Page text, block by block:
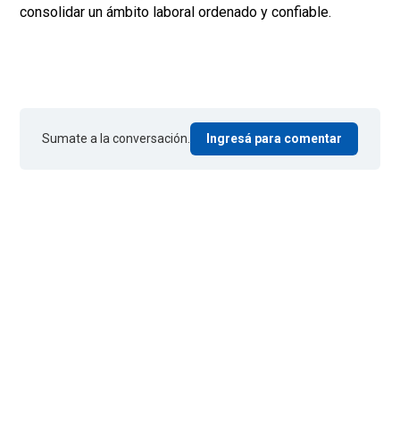
consolidar un ámbito laboral ordenado y confiable.
Sumate a la conversación. Ingresá para comentar